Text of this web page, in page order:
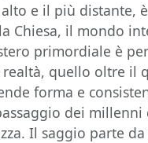
e il più distante,
Chiesa, il mondo
primordiale è
quello oltre il
forma e
dei
Il saggio parte